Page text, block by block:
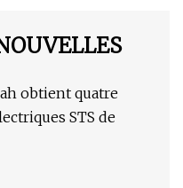
obtient quatre
STS de